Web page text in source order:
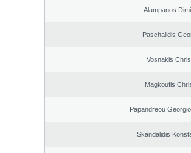
Alampanos
Paschalidis
Vosnakis
Magkoufis
Papandreou
Skandalidis